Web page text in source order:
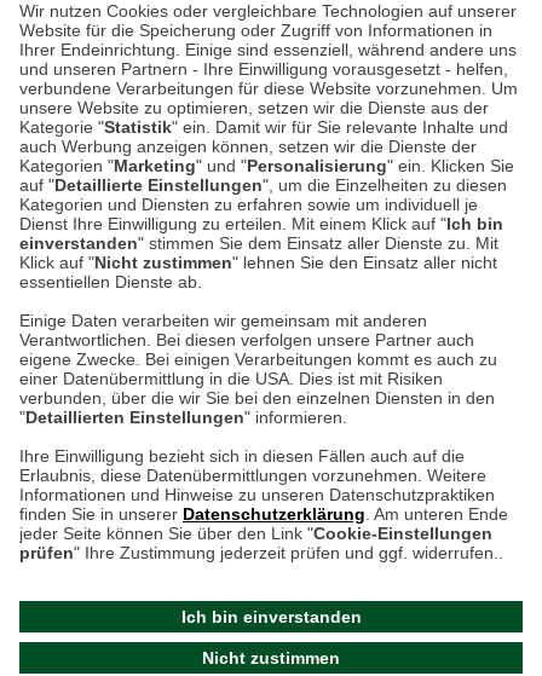
Wir nutzen Cookies oder vergleichbare Technologien auf unserer
Website für die Speicherung oder Zugriff von Informationen in
Ihrer Endeinrichtung. Einige sind essenziell, während andere uns
und unseren Partnern - Ihre Einwilligung vorausgesetzt - helfen,
verbundene Verarbeitungen für diese Website vorzunehmen. Um
unsere Website zu optimieren, setzen wir die Dienste aus der
Kategorie "Statistik" ein. Damit wir für Sie relevante Inhalte und
auch Werbung anzeigen können, setzen wir die Dienste der
Kategorien "Marketing" und "Personalisierung" ein. Klicken Sie
auf "Detaillierte Einstellungen", um die Einzelheiten zu diesen
Kategorien und Diensten zu erfahren sowie um individuell je
Dienst Ihre Einwilligung zu erteilen. Mit einem Klick auf "Ich bin
einverstanden" stimmen Sie dem Einsatz aller Dienste zu. Mit
Klick auf "Nicht zustimmen" lehnen Sie den Einsatz aller nicht
essentiellen Dienste ab.
Einige Daten verarbeiten wir gemeinsam mit anderen
Verantwortlichen. Bei diesen verfolgen unsere Partner auch
eigene Zwecke. Bei einigen Verarbeitungen kommt es auch zu
einer Datenübermittlung in die USA. Dies ist mit Risiken
verbunden, über die wir Sie bei den einzelnen Diensten in den
"Detaillierten Einstellungen" informieren.
Ihre Einwilligung bezieht sich in diesen Fällen auch auf die
Erlaubnis, diese Datenübermittlungen vorzunehmen. Weitere
Informationen und Hinweise zu unseren Datenschutzpraktiken
finden Sie in unserer Datenschutzerklärung . Am unteren Ende
jeder Seite können Sie über den Link "Cookie-Einstellungen
prüfen" Ihre Zustimmung jederzeit prüfen und ggf. widerrufen..
Ich bin einverstanden
Nicht zustimmen
Unser Geschäft in Meckenheim
Auf dem Steinbüchel 6
53340 Meckenheim
Montag bis Samstag 9:00 Uhr bis 18:00 Uhr
weitere Information
Hier finden Sie uns im Netz
Kontakt
Umwelt und Entsorgung
Zur Echtheit von Bewertungen
Hinweisgeber-Schutzgesetz
Barrierefreiheit unserer Website
am 09.08.2026 um 16:47
2024 THE BRITISH SHOP
Cookie-Einstellungen in Ihrem Browser
ACHTUNG!
Ihr Browser speichert aktuell keine Cookies!
Leider können Sie in diesem Fall unseren Online-Shop
Bitte stellen Sie sicher, dass Ihr Browser unsere funktionalen